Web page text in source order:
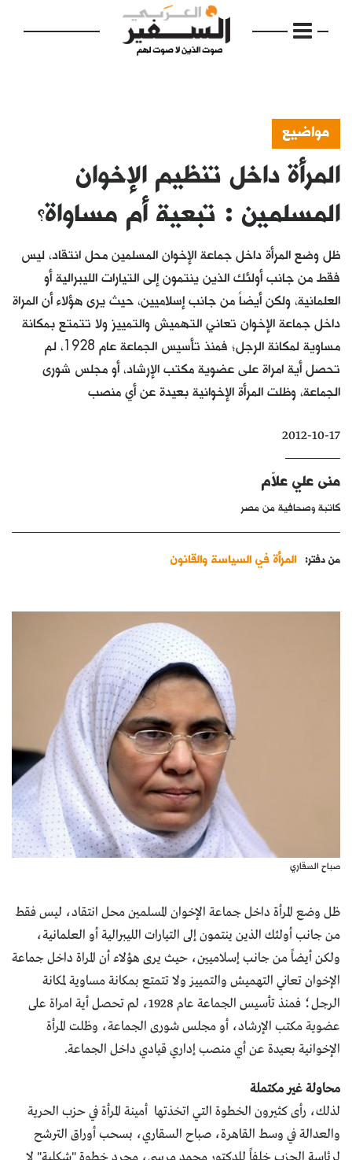
الرئيسية
مواضيع
فكرة
دفاتر
بالصورة
كتّابنا
الأرشيف
مواضيع
المرأة داخل تنظيم الإخوان
المسلمين : تبعية أم مساواة؟
ظل وضع المرأة داخل جماعة الإخوان المسلمين محل انتقاد، ليس
فقط من جانب أولئك الذين ينتمون إلى التيارات الليبرالية أو
العلمانية، ولكن أيضاً من جانب إسلاميين، حيث يرى هؤلاء أن المراة
داخل جماعة الإخوان تعاني التهميش والتمييز ولا تتمتع بمكانة
مساوية لمكانة الرجل؛ فمنذ تأسيس الجماعة عام 1928، لم
تحصل أية امراة على عضوية مكتب الإرشاد، أو مجلس شورى
الجماعة، وظلت المرأة الإخوانية بعيدة عن أي منصب
2012-10-17
منى علي علاّم
كاتبة وصحافية من مصر
من دفتر: المرأة في السياسة والقانون
صباح السقاري
ظل وضع المرأة داخل جماعة الإخوان المسلمين محل انتقاد، ليس فقط
من جانب أولئك الذين ينتمون إلى التيارات الليبرالية أو العلمانية،
ولكن أيضاً من جانب إسلاميين، حيث يرى هؤلاء أن المراة داخل جماعة
الإخوان تعاني التهميش والتمييز ولا تتمتع بمكانة مساوية لمكانة
الرجل؛ فمنذ تأسيس الجماعة عام 1928، لم تحصل أية امراة على
عضوية مكتب الإرشاد، أو مجلس شورى الجماعة، وظلت المرأة
الإخوانية بعيدة عن أي منصب إداري قيادي داخل الجماعة.
محاولة غير مكتملة
لذلك، رأى كثيرون الخطوة التي اتخذتها أمينة المرأة في حزب الحرية
والعدالة في وسط القاهرة، صباح السقاري، بسحب أوراق الترشح